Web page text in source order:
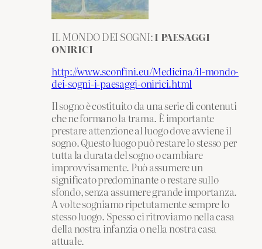
IL MONDO DEI SOGNI:I PAESAGGI
ONIRICI
http://www.sconfini.eu/Medicina/il-mondo-
dei-sogni-i-paesaggi-onirici.html
Il sogno è costituito da una serie di contenuti
che ne formano la trama. È importante
prestare attenzione al luogo dove avviene il
sogno. Questo luogo può restare lo stesso per
tutta la durata del sogno o cambiare
improvvisamente. Può assumere un
significato predominante o restare sullo
sfondo, senza assumere grande importanza.
A volte sogniamo ripetutamente sempre lo
stesso luogo. Spesso ci ritroviamo nella casa
della nostra infanzia o nella nostra casa
attuale.